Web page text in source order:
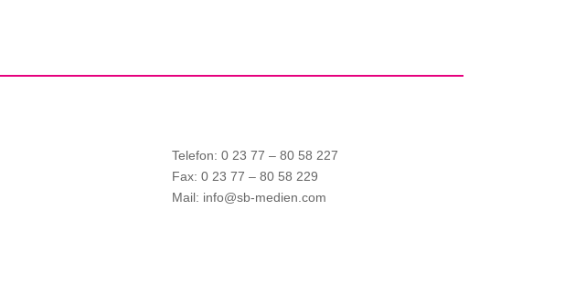
Telefon: 0 23 77 – 80 58 227
Fax: 0 23 77 – 80 58 229
Mail: info@sb-medien.com